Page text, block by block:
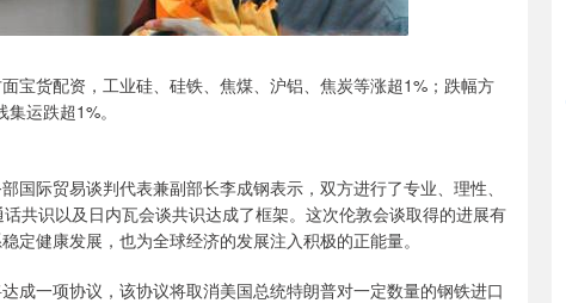
货配资，工业硅、硅铁、焦煤、沪铝、焦炭等涨超1%；跌幅方
运跌超1%。
际贸易谈判代表兼副部长李成钢表示，双方进行了专业、理性、
共识以及日内瓦会谈共识达成了框架。这次伦敦会谈取得的进展有
定健康发展，也为全球经济的发展注入积极的正能量。
一项协议，该协议将取消美国总统特朗普对一定数量的钢铁进口